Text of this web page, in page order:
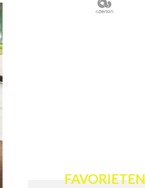
FAVORIETEN